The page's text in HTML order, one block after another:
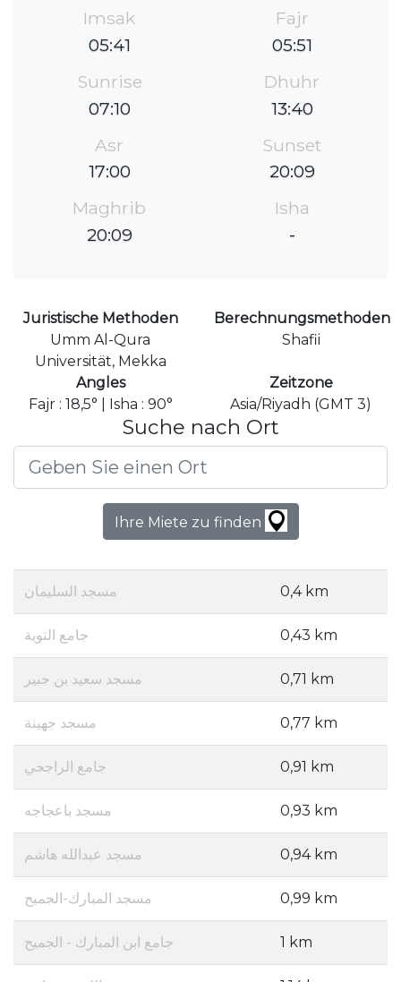
Imsak
05:41
Fajr
05:51
Sunrise
07:10
Dhuhr
13:40
Asr
17:00
Sunset
20:09
Maghrib
20:09
Isha
-
Juristische Methoden
Umm Al-Qura
Universität, Mekka
Berechnungsmethoden
Shafii
Angles
Fajr : 18,5° | Isha : 90°
Zeitzone
Asia/Riyadh (GMT 3)
Suche nach Ort
Ihre Miete zu finden
مسجد السليمان 0,4 km
جامع التوبة 0,43 km
مسجد سعيد بن جبير 0,71 km
مسجد جهينة 0,77 km
جامع الراجحي 0,91 km
مسجد باعجاجه 0,93 km
مسجد عبدالله هاشم 0,94 km
مسجد المبارك-الجميح 0,99 km
جامع ابن المبارك - الجميح 1 km